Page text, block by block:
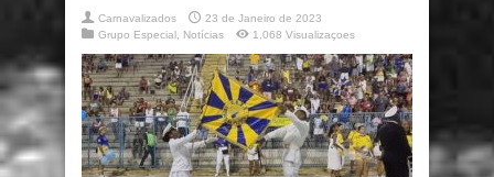
Carnavalizados
23 de Janeiro de 2023
Grupo Especial
Notícias 1,068 Visualizaçoes